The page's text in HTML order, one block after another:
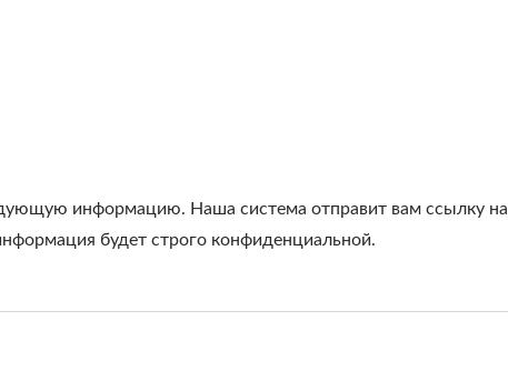
информацию. Наша система отправит вам ссылку на
будет строго конфиденциальной.